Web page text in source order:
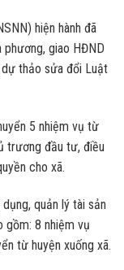
hiện hành đã
giao HĐND
thảo sửa đổi Luật
5 nhiệm vụ từ
trương đầu tư, điều
cho xã.
quản lý tài sản
gồm: 8 nhiệm vụ
từ huyện xuống xã.